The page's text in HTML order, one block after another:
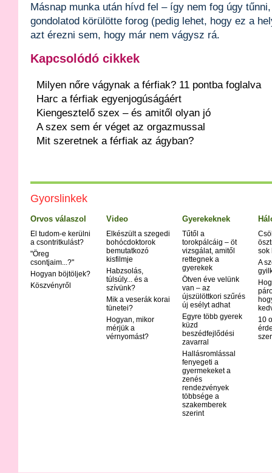
Másnap munka után hívd fel – így nem fog úgy
gondolatod körülötte forog (pedig lehet, hogy ez a
azt érezni sem, hogy már nem vágysz rá.
Kapcsolódó cikkek
Milyen nőre vágynak a férfiak? 11 pontba foglalva
Harc a férfiak egyenjogúságáért
Kiengesztelő szex – és amitől olyan jó
A szex sem ér véget az orgazmussal
Mit szeretnek a férfiak az ágyban?
Gyorslinkek
Orvos válaszol
El tudom-e kerülni
a csontritkulást?
"Öreg
csontjaim...?"
Hogyan böjtöljek?
Köszvényről
Video
Elkészült a szegedi
bohócdoktorok
bemutatkozó
kisfilmje
Habzsolás,
túlsúly... és a
szívünk?
Mik a veserák korai
tünetei?
Hogyan, mikor
mérjük a
vérnyomást?
Gyerekeknek
Tűtől a
torokpálcáig – öt
vizsgálat, amitől
rettegnek a
gyerekek
Ötven éve velünk
van – az
újszülöttkori szűrés
új esélyt adhat
Egyre több gyerek
küzd
beszédfejlődési
zavarral
Hallásromlással
fenyegeti a
gyermekeket a
zenés
rendezvények
többsége a
szakemberek
szerint
sok
A
10